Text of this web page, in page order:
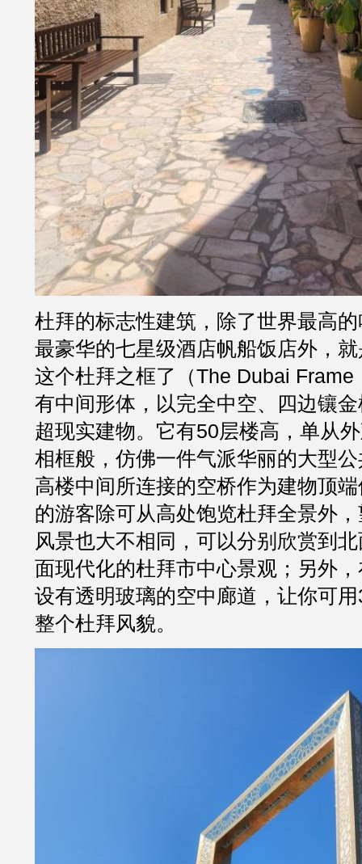
杜拜的标志性建筑，除了世界最高
最豪华的七星级酒店帆船饭店外，
这个杜拜之框了（The Dubai Frame
有中间形体，以完全中空、四边镶
超现实建物。它有50层楼高，单从
相框般，仿佛一件气派华丽的大型
高楼中间所连接的空桥作为建物顶
的游客除可从高处饱览杜拜全景外
风景也大不相同，可以分别欣赏到
面现代化的杜拜市中心景观；另外
设有透明玻璃的空中廊道，让你可
整个杜拜风貌。